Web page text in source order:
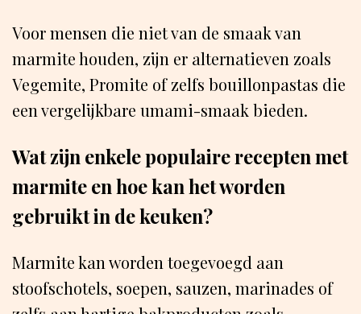
Voor mensen die niet van de smaak van
marmite houden, zijn er alternatieven zoals
Vegemite, Promite of zelfs bouillonpastas die
een vergelijkbare umami-smaak bieden.
Wat zijn enkele populaire recepten met
marmite en hoe kan het worden
gebruikt in de keuken?
Marmite kan worden toegevoegd aan
stoofschotels, soepen, sauzen, marinades of